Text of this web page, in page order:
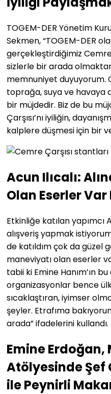
TOGEM-DER Yönetim
Sekmen, “TOGEM-DER
gerçekleştirdiğimiz Cemre
sizlerle bir arada
memnuniyet duyuyorum.
toprağa, suya ve havaya
bir müjdedir. Biz de bu
Çarşısı’nı iyiliğin,
kalplere düşmesi için bir
Acun Ilıcalı:
Olan Eserler
Etkinliğe katılan yapımcı
alışveriş yapmak
de katıldım çok da güzel
maneviyatı olan eserler
tabii ki Emine Hanım’ın
organizasyonlar bence
sıcaklaştıran, iyimser
şeyler. Etrafıma
arada” ifadelerini kullandı.
Emine
Atölyesinde Şef
ile Peynirli